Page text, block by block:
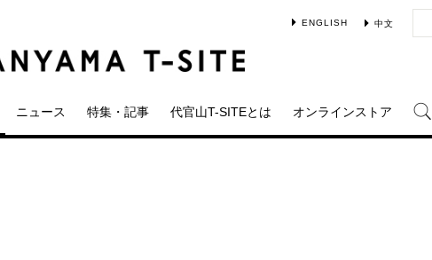
ENGLISH 中文
ニュース 特集・記事 代官山T-SITEとは オンラインストア